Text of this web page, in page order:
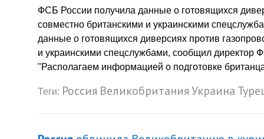
ФСБ России получила данные о готовящихся
совместно британскими и украинскими
данные о готовящихся диверсиях против
и украинскими спецслужбами, сообщил директор
"Располагаем информацией о подготовке
Теги: Россия ВеликобританияУкраина